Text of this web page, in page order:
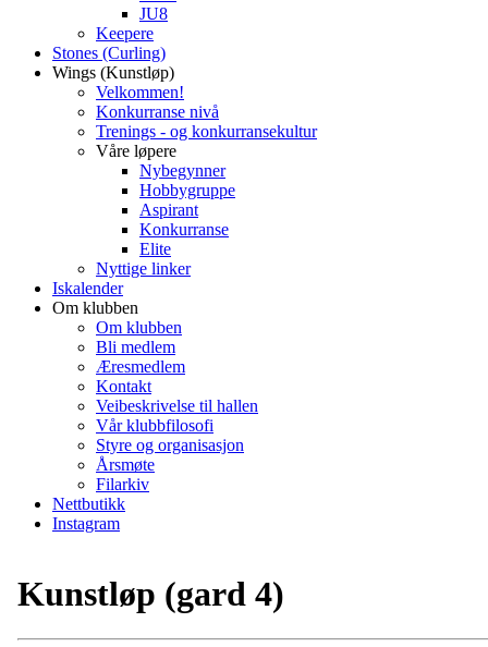
JU8
Keepere
Stones (Curling)
Wings (Kunstløp)
Velkommen!
Konkurranse nivå
Trenings - og konkurransekultur
Våre løpere
Nybegynner
Hobbygruppe
Aspirant
Konkurranse
Elite
Nyttige linker
Iskalender
Om klubben
Om klubben
Bli medlem
Æresmedlem
Kontakt
Veibeskrivelse til hallen
Vår klubbfilosofi
Styre og organisasjon
Årsmøte
Filarkiv
Nettbutikk
Instagram
Kunstløp (gard 4)